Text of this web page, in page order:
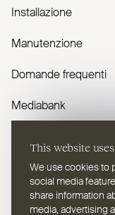
This website
We use cookies to
social media
share information
media, advertising
Installazione
Manutenzione
Domande frequenti
Mediabank